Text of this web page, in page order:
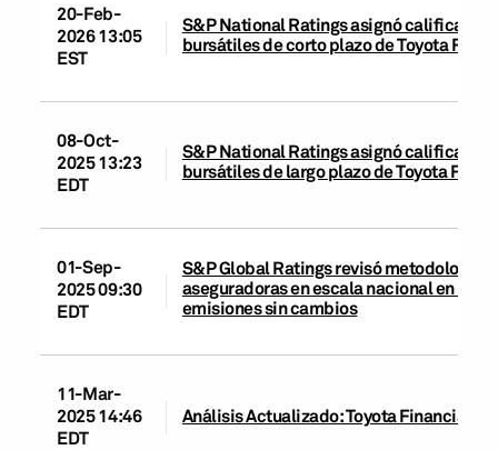
20-Feb-
2026 13:05
EST
S&P National Ratings asignó calificación
bursátiles de corto plazo de Toyota
08-Oct-
2025 13:23
EDT
S&P National Ratings asignó
bursátiles de largo plazo de Toyota
01-Sep-
2025 09:30
EDT
S&P Global Ratings revisó
aseguradoras en escala nacional en
emisiones sin cambios
11-Mar-
2025 14:46
EDT
Análisis Actualizado: Toyota Financial